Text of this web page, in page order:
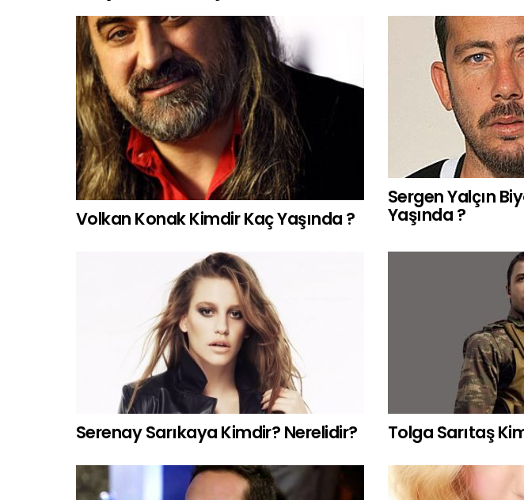
Volkan Konak Kimdir Kaç Yaşında ?
Sergen Yalçın
Yaşında ?
Serenay Sarıkaya Kimdir? Nerelidir? Tolga Sarıtaş